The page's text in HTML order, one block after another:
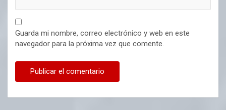
Guarda mi nombre, correo electrónico y web en este
navegador para la próxima vez que comente.